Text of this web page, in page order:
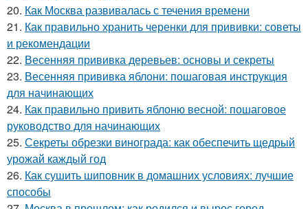
20. Как Москва развивалась с течения времени
21. Как правильно хранить черенки для прививки: советы
и рекомендации
22. Весенняя прививка деревьев: основы и секреты
23. Весенняя прививка яблони: пошаговая инструкция
для начинающих
24. Как правильно привить яблоню весной: пошаговое
руководство для начинающих
25. Секреты обрезки винограда: как обеспечить щедрый
урожай каждый год
26. Как сушить шиповник в домашних условиях: лучшие
способы